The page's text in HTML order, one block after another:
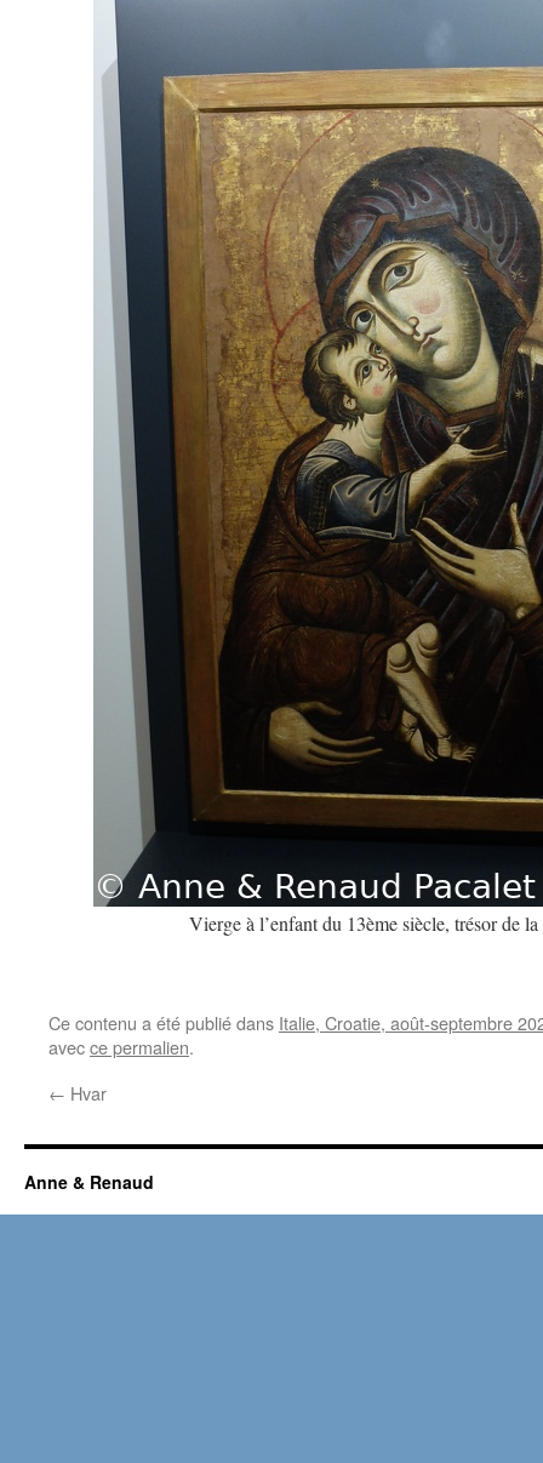
Vierge à l’enfant du 13ème siècle, trésor de
Ce contenu a été publié dans Italie, Croatie, août-septembre
avecce permalien.
← Hvar
Anne & Renaud